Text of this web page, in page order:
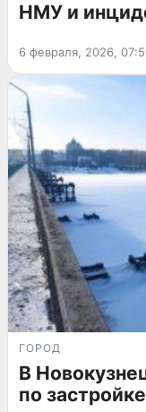
НМУ и
6 февраля, 2026,
ГОРОД
В
по застройке